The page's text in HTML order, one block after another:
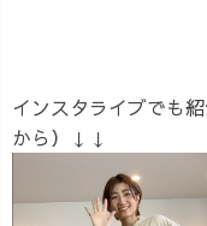
インスタライブでも
から）↓↓